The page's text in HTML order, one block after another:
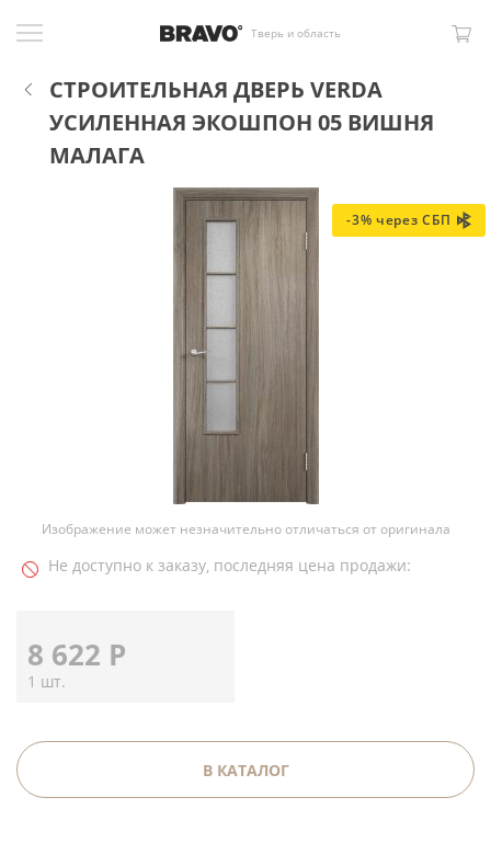
Тверь и область
СТРОИТЕЛЬНАЯ ДВЕРЬ VERDA
УСИЛЕННАЯ ЭКОШПОН 05 ВИШНЯ
МАЛАГА
-3% через СБП
Изображение может незначительно отличаться от оригинала
Не доступно к заказу, последняя цена продажи:
8 622 Р
1 шт.
В КАТАЛОГ